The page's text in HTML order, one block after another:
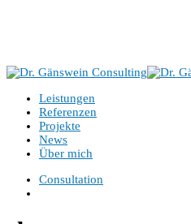
Leistungen
Referenzen
Projekte
News
Über mich
Consultation